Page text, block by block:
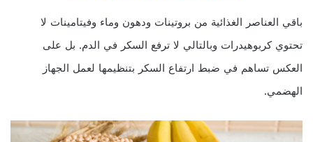
باقي العناصر الغذائية من بروتينات ودهون وماء وفيتامينات لا
تحتوي كربوهيدرات وبالتالي لا ترفع السكر في الدم. بل على
العكس تساهم في ضبط ارتفاع السكر بتنظيمها لعمل الجهاز
الهضمي.